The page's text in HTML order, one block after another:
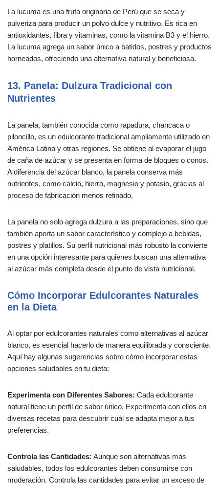
La lucuma es una fruta originaria de Perú que se seca y
pulveriza para producir un polvo dulce y nutritivo. Es rica en
antioxidantes, fibra y vitaminas, como la vitamina B3 y el hierro.
La lucuma agrega un sabor único a batidos, postres y productos
horneados, ofreciendo una alternativa natural y beneficiosa.
13. Panela: Dulzura Tradicional con
Nutrientes
La panela, también conocida como rapadura, chancaca o
piloncillo, es un edulcorante tradicional ampliamente utilizado en
América Latina y otras regiones. Se obtiene al evaporar el jugo
de caña de azúcar y se presenta en forma de bloques o conos.
A diferencia del azúcar blanco, la panela conserva más
nutrientes, como calcio, hierro, magnesio y potasio, gracias al
proceso de fabricación menos refinado.
La panela no solo agrega dulzura a las preparaciones, sino que
también aporta un sabor característico y complejo a bebidas,
postres y platillos. Su perfil nutricional más robusto la convierte
en una opción interesante para quienes buscan una alternativa
al azúcar más completa desde el punto de vista nutricional.
Cómo Incorporar Edulcorantes Naturales
en la Dieta
Al optar por edulcorantes naturales como alternativas al azúcar
blanco, es esencial hacerlo de manera equilibrada y consciente.
Aquí hay algunas sugerencias sobre cómo incorporar estas
opciones saludables en tu dieta:
Experimenta con Diferentes Sabores: Cada edulcorante
natural tiene un perfil de sabor único. Experimenta con ellos en
diversas recetas para descubrir cuál se adapta mejor a tus
preferencias.
Controla las Cantidades: Aunque son alternativas más
saludables, todos los edulcorantes deben consumirse con
moderación. Controla las cantidades para evitar un exceso de